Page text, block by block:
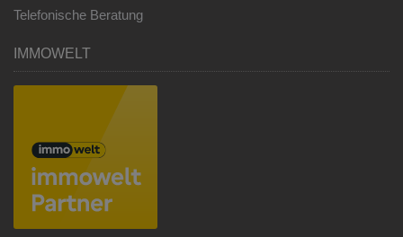
Telefonische Beratung
IMMOWELT